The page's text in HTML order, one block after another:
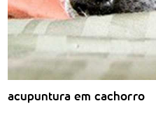
acupuntura em cachorro